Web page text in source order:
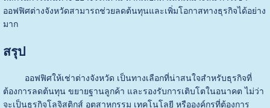
ออฟฟิศต่างจังหวัดสามารถช่วยลดต้นทุนและเพิ่มโอกาสทางธุรกิจได้อย่าง
มาก
สรุป
ออฟฟิศให้เช่าต่างจังหวัด เป็นทางเลือกที่น่าสนใจสำหรับธุรกิจที่
ต้องการลดต้นทุน ขยายฐานลูกค้า และรองรับการเติบโตในอนาคต ไม่ว่า
จะเป็นธุรกิจโลจิสติกส์ อุตสาหกรรม เทคโนโลยี หรือองค์กรที่ต้องการ